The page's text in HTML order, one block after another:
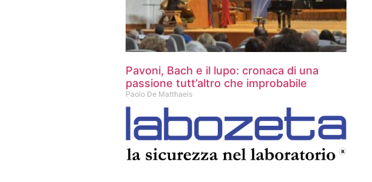
Pavoni, Bach e il lupo: cronaca di una
passione tutt’altro che improbabile
Paolo De Matthaeis